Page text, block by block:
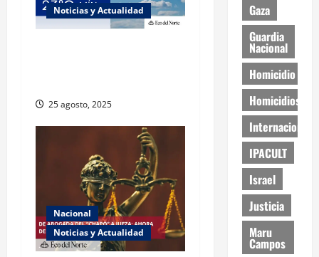
Noticias y Actualidad
25 agosto, 2025
Nacional
Noticias y Actualidad
Gaza
Guardia
Nacional
Homicidio
Homicidios
Internacional
IPACULT
Israel
Justicia
Maru
Campos